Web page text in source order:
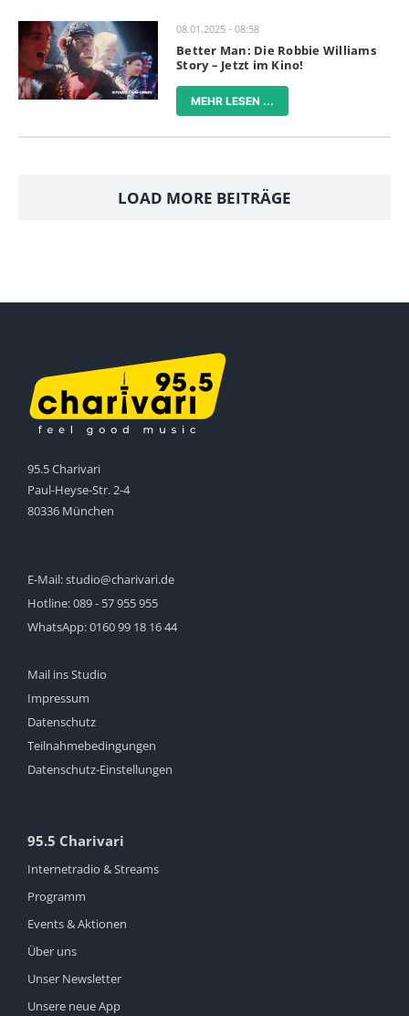
08.01.2025 - 08:58
Better Man: Die Robbie Williams
Story – Jetzt im Kino!
MEHR LESEN ...
LOAD MORE BEITRÄGE
95.5 Charivari
Paul-Heyse-Str. 2-4
80336 München
E-Mail:studio@charivari.de
Hotline:089 - 57 955 955
WhatsApp:0160 99 18 16 44
Mail ins Studio
Impressum
Datenschutz
Teilnahmebedingungen
Datenschutz-Einstellungen
95.5 Charivari
Internetradio & Streams
Programm
Events & Aktionen
Über uns
Unser Newsletter
Unsere neue App